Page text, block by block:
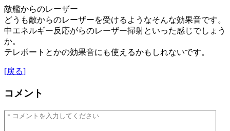
敵艦からのレーザー
どうも敵からのレーザーを受けるようなそんな効果音です。
中エネルギー反応がらのレーザー掃射といった感じでしょう
か。
テレポートとかの効果音にも使えるかもしれないです。
[戻る]
コメント